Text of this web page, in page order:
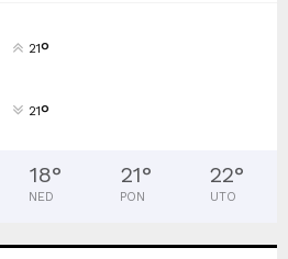
21°
21°
18°
NED
21°
PON
22°
UTO